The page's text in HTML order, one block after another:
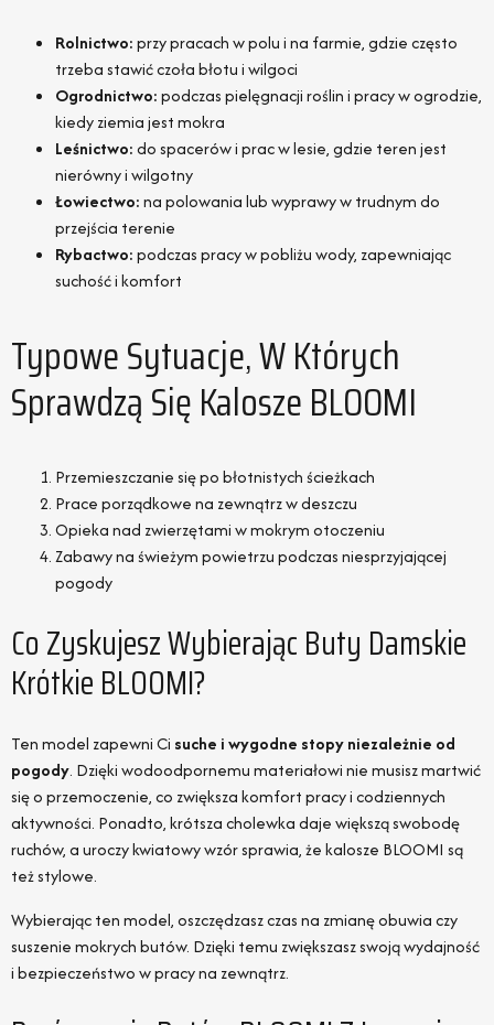
Rolnictwo:przy pracach w polu i na farmie, gdzie często
trzeba stawić czoła błotu i wilgoci
Ogrodnictwo:podczas pielęgnacji roślin i pracy w ogrodzie,
kiedy ziemia jest mokra
Leśnictwo:do spacerów i prac w lesie, gdzie teren jest
nierówny i wilgotny
Łowiectwo:na polowania lub wyprawy w trudnym do
przejścia terenie
Rybactwo:podczas pracy w pobliżu wody, zapewniając
suchość i komfort
Typowe Sytuacje, W Których
Sprawdzą Się Kalosze BLOOMI
Przemieszczanie się po błotnistych ścieżkach
Prace porządkowe na zewnątrz w deszczu
Opieka nad zwierzętami w mokrym otoczeniu
Zabawy na świeżym powietrzu podczas niesprzyjającej
pogody
Co Zyskujesz Wybierając Buty Damskie
Krótkie BLOOMI?
Ten model zapewni Ci suche i wygodne stopy niezależnie od
pogody. Dzięki wodoodpornemu materiałowi nie musisz martwić
się o przemoczenie, co zwiększa komfort pracy i codziennych
aktywności. Ponadto, krótsza cholewka daje większą swobodę
ruchów, a uroczy kwiatowy wzór sprawia, że kalosze BLOOMI są
też stylowe.
Wybierając ten model, oszczędzasz czas na zmianę obuwia czy
suszenie mokrych butów. Dzięki temu zwiększasz swoją wydajność
i bezpieczeństwo w pracy na zewnątrz.